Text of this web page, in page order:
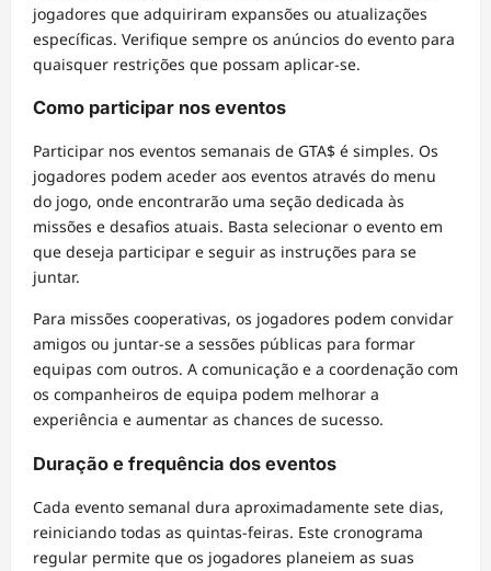
jogadores que adquiriram expansões ou atualizações
específicas. Verifique sempre os anúncios do evento para
quaisquer restrições que possam aplicar-se.
Como participar nos eventos
Participar nos eventos semanais de GTA$ é simples. Os
jogadores podem aceder aos eventos através do menu
do jogo, onde encontrarão uma seção dedicada às
missões e desafios atuais. Basta selecionar o evento em
que deseja participar e seguir as instruções para se
juntar.
Para missões cooperativas, os jogadores podem convidar
amigos ou juntar-se a sessões públicas para formar
equipas com outros. A comunicação e a coordenação com
os companheiros de equipa podem melhorar a
experiência e aumentar as chances de sucesso.
Duração e frequência dos eventos
Cada evento semanal dura aproximadamente sete dias,
reiniciando todas as quintas-feiras. Este cronograma
regular permite que os jogadores planeiem as suas